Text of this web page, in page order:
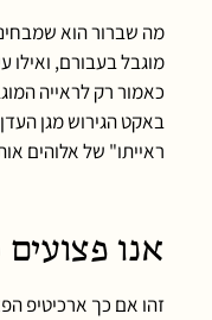
מה שברור הוא
מוגבל בעבורם, ואילו
כאמור רק לראייה
באקט הגירוש מגן
ראייתו" של אלוהים
אנו
זהו אם כך ארכיטיפ